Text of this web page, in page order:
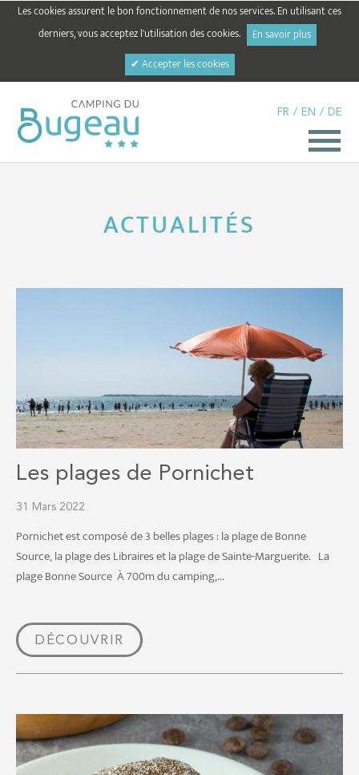
Les cookies assurent le bon fonctionnement de nos services. En utilisant ces
derniers, vous acceptez l'utilisation des cookies.
En savoir plus
✔ Accepter les cookies
FR / EN / DE
ACTUALITÉS
Les plages de Pornichet
31 Mars 2022
Pornichet est composé de 3 belles plages : la plage de Bonne
Source, la plage des Libraires et la plage de Sainte-Marguerite. La
plage Bonne Source À 700m du camping,...
DÉCOUVRIR